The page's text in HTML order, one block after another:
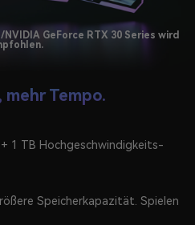
GeForce RTX 30 Series wird
mehr Tempo.
1 TB Hochgeschwindigkeits-
Speicherkapazität. Spielen